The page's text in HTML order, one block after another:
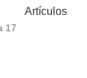
17
Artículos